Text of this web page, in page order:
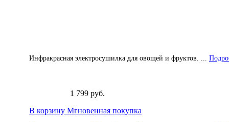
Инфракрасная электросушилка для овощей и фруктов. ...
1 799 руб.
В корзину Мгновенная покупка